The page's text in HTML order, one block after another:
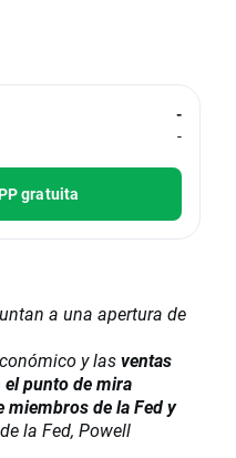
-
-
gratuita
a una apertura de
y lasventas
el punto de mira
miembros de la Fed y
la Fed, Powell